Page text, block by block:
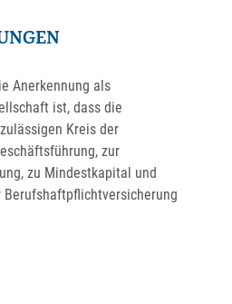
Anerkennung als
ist, dass die
Kreis der
zur
zu Mindestkapital und
Berufshaftpflichtversicherung